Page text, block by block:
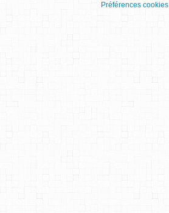
Préférences cookies